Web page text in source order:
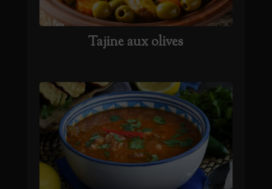
Tajine aux olives